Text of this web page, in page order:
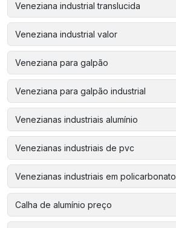
Veneziana industrial translucida
Veneziana industrial valor
Veneziana para galpão
Veneziana para galpão industrial
Venezianas industriais alumínio
Venezianas industriais de pvc
Venezianas industriais em policarbonato
Calha de alumínio preço